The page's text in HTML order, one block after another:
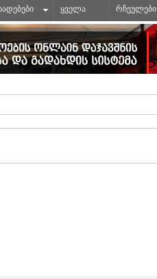
ყველა რჩეულები